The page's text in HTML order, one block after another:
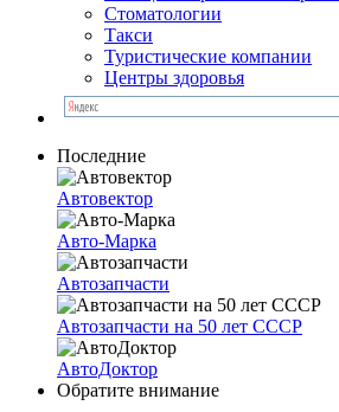
Стоматологии
Такси
Туристические компании
Центры здоровья
Последние
Автовектор
Авто-Марка
Автозапчасти
Автозапчасти на 50 лет СССР
АвтоДоктор
Обратите внимание